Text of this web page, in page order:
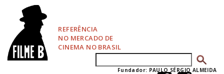
REFERÊNCIA
NO MERCADO DE
CINEMA NO BRASIL
Formulário de busca
Fundador: PAULO SÉRGIO ALMEIDA